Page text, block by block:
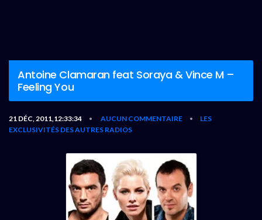
Antoine Clamaran feat Soraya & Vince M –
Feeling You
21 DÉC, 2011,12:33:34 • AUCUN COMMENTAIRE •
LES
EXCLUSIVITÉS DES AUTRES RADIOS